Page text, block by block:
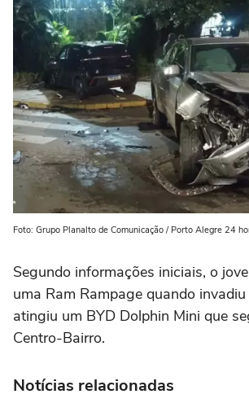
Foto: Grupo Planalto de Comunicação / Porto Alegre 24
Segundo informações iniciais, o
uma Ram Rampage quando
atingiu um BYD Dolphin Mini que
Centro-Bairro.
Notícias relacionadas